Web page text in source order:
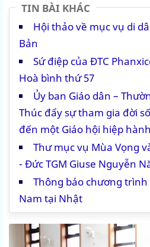
TIN BÀI KHÁC
Hội thảo về mục vụ di
Bản
Sứ điệp của ĐTC
Hoà bình thứ 57
Ủy ban Giáo dân –
Thúc đẩy sự tham gia đời
đến một Giáo hội hiệp hành
Thư mục vụ Mùa Vọng
- Đức TGM Giuse Nguyễn
Thông báo chương
Nam tại Nhật